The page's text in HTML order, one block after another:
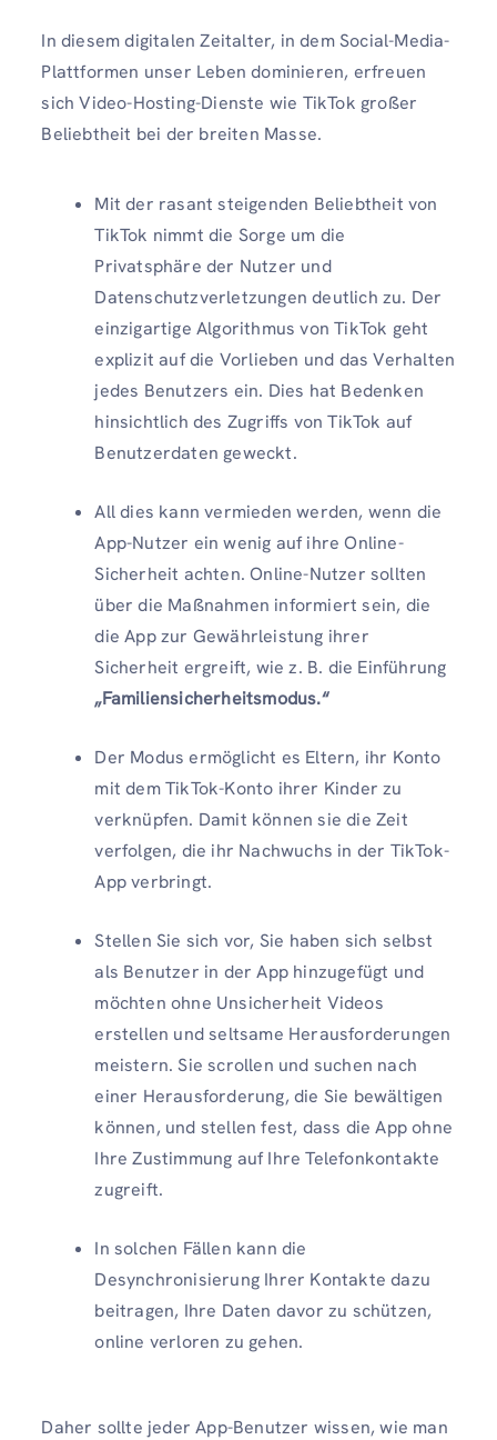
In diesem digitalen Zeitalter, in dem Social-Media-
Plattformen unser Leben dominieren, erfreuen
sich Video-Hosting-Dienste wie TikTok großer
Beliebtheit bei der breiten Masse.
Mit der rasant steigenden Beliebtheit von
TikTok nimmt die Sorge um die
Privatsphäre der Nutzer und
Datenschutzverletzungen deutlich zu. Der
einzigartige Algorithmus von TikTok geht
explizit auf die Vorlieben und das Verhalten
jedes Benutzers ein. Dies hat Bedenken
hinsichtlich des Zugriffs von TikTok auf
Benutzerdaten geweckt.
All dies kann vermieden werden, wenn die
App-Nutzer ein wenig auf ihre Online-
Sicherheit achten. Online-Nutzer sollten
über die Maßnahmen informiert sein, die
die App zur Gewährleistung ihrer
Sicherheit ergreift, wie z. B. die Einführung
„Familiensicherheitsmodus.“
Der Modus ermöglicht es Eltern, ihr Konto
mit dem TikTok-Konto ihrer Kinder zu
verknüpfen. Damit können sie die Zeit
verfolgen, die ihr Nachwuchs in der TikTok-
App verbringt.
Stellen Sie sich vor, Sie haben sich selbst
als Benutzer in der App hinzugefügt und
möchten ohne Unsicherheit Videos
erstellen und seltsame Herausforderungen
meistern. Sie scrollen und suchen nach
einer Herausforderung, die Sie bewältigen
können, und stellen fest, dass die App ohne
Ihre Zustimmung auf Ihre Telefonkontakte
zugreift.
In solchen Fällen kann die
Desynchronisierung Ihrer Kontakte dazu
beitragen, Ihre Daten davor zu schützen,
online verloren zu gehen.
Daher sollte jeder App-Benutzer wissen, wie man